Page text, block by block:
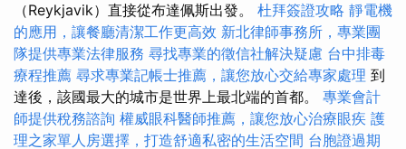
（Reykjavik）直接從布達佩斯出發。 杜拜簽證攻略 靜電機
的應用，讓餐廳清潔工作更高效 新北律師事務所，專業團
隊提供專業法律服務 尋找專業的徵信社解決疑慮 台中排毒
療程推薦 尋求專業記帳士推薦，讓您放心交給專家處理 到
達後，該國最大的城市是世界上最北端的首都。 專業會計
師提供稅務諮詢 權威眼科醫師推薦，讓您放心治療眼疾 護
理之家單人房選擇，打造舒適私密的生活空間 台胞證過期